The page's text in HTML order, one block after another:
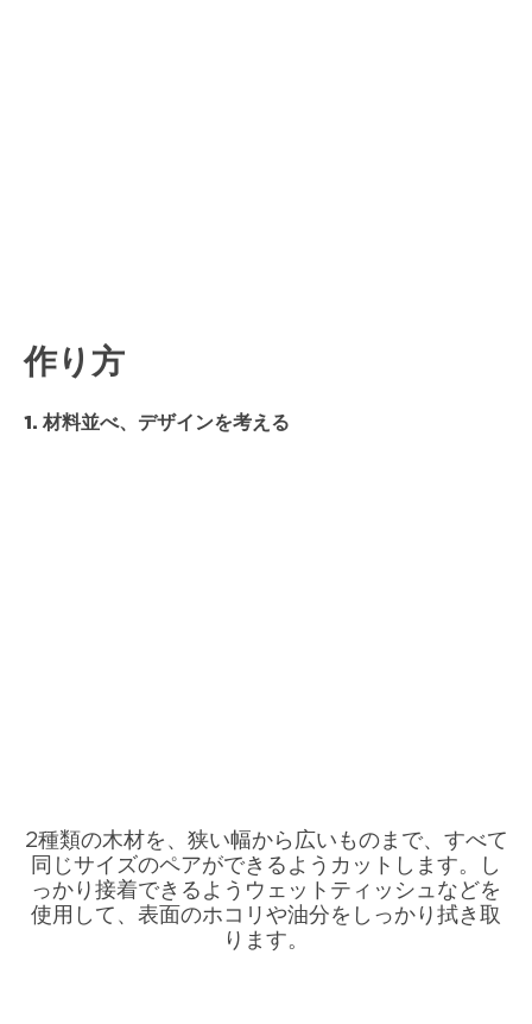
作り方
1. 材料並べ、デザインを考える
2種類の木材を、狭い幅から広いものまで、すべて
同じサイズのペアができるようカットします。し
っかり接着できるようウェットティッシュなどを
使用して、表面のホコリや油分をしっかり拭き取
ります。